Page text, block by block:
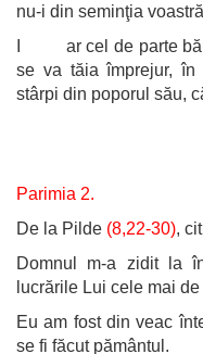
nu-i din seminţia
I ar cel de parte
se va tăia împrejur,
stârpi din poporul său,
Parimia 2.
De la Pilde (8,22-30),
Domnul m-a zidit la
lucrările Lui cele mai
Eu am fost din veac
se fi făcut pământul.